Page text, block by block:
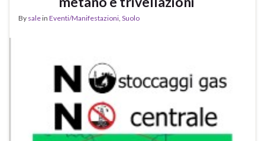
By salein Eventi/Manifestazioni, Suolo